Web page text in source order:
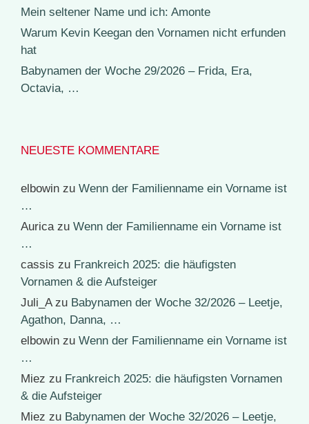
Mein seltener Name und ich: Amonte
Warum Kevin Keegan den Vornamen nicht erfunden
hat
Babynamen der Woche 29/2026 – Frida, Era,
Octavia, …
NEUESTE KOMMENTARE
elbowin zu Wenn der Familienname ein Vorname ist
…
Auricazu Wenn der Familienname ein Vorname ist
…
cassis zu Frankreich 2025: die häufigsten
Vornamen & die Aufsteiger
Juli_Azu Babynamen der Woche 32/2026 – Leetje,
Agathon, Danna, …
elbowin zu Wenn der Familienname ein Vorname ist
…
Miez zu Frankreich 2025: die häufigsten Vornamen
& die Aufsteiger
Miez zu Babynamen der Woche 32/2026 – Leetje,